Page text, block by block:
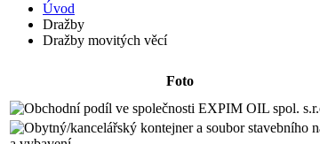
Úvod
Dražby
Dražby movitých věcí
Foto